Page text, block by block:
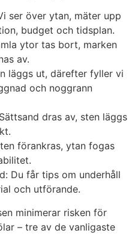
ser över ytan, mäter upp
budget och tidsplan.
ytor tas bort, marken
av.
läggs ut, därefter fyller vi
och noggrann
dras av, sten läggs
förankras, ytan fogas
Du får tips om underhåll
och utförande.
minimerar risken för
– tre av de vanligaste